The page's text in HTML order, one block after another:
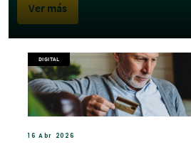
Ver más
DIGITAL
16 Abr 2026